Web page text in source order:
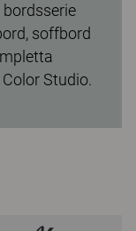
bordsserie
soffbord
Studio.